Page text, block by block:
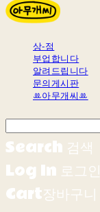
상-점
부업합니다
알려드립니다
문의게시판
ꔛ아무개씨ꔛ
Search 검색
Log In 로그인
Cart장바구니